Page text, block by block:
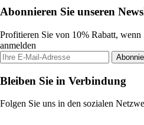
Abonnieren Sie unseren
Profitieren Sie von 10% Rabatt,
anmelden
Bleiben Sie in Verbindung
Folgen Sie uns in den sozialen